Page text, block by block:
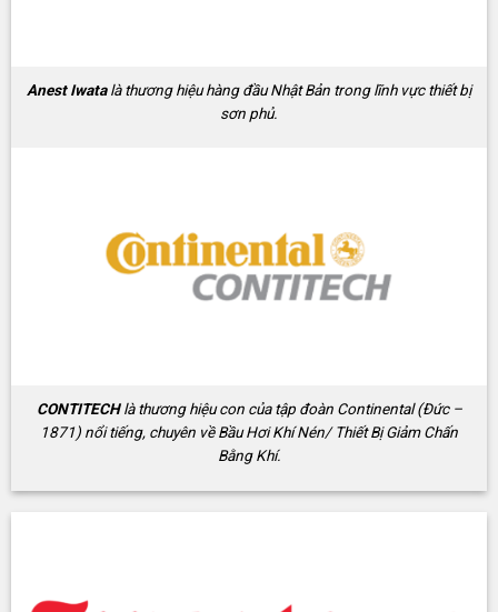
Anest Iwatalà thương hiệu hàng đầu Nhật Bản trong lĩnh vực thiết bị
sơn phủ.
CONTITECHlà thương hiệu con của tập đoàn Continental (Đức –
1871) nổi tiếng, chuyên về Bầu Hơi Khí Nén/ Thiết Bị Giảm Chấn
Bằng Khí.